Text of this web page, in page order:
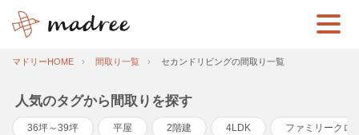
マドリーHOME 間取り一覧 セカンドリビングの間取り一覧
人気のタグから間取りを探す
36坪～39坪 平屋 2階建 4LDK ファミリークロ